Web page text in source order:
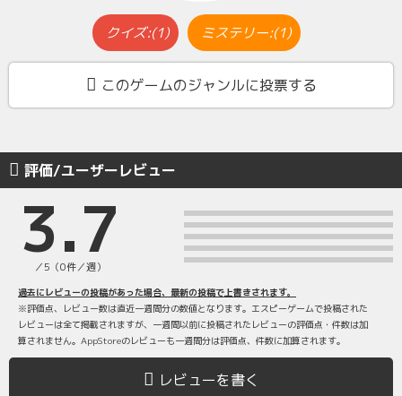
クイズ:(1) ミステリー:(1)
このゲームのジャンルに投票する
評価/ユーザーレビュー
3.7
／5（0件／週）
過去にレビューの投稿があった場合、最新の投稿で上書きされます。
※評価点、レビュー数は直近一週間分の数値となります。エスピーゲームで投稿された
レビューは全て掲載されますが、一週間以前に投稿されたレビューの評価点・件数は加
算されません。AppStoreのレビューも一週間分は評価点、件数に加算されます。
レビューを書く